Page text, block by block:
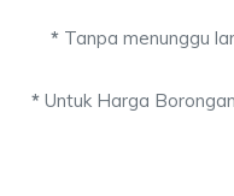
*Tanpa menunggu
*Untuk Harga